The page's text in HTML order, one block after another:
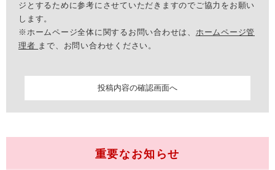
ジとするために参考にさせていただきますのでご協力をお願い
します。
※ホームページ全体に関するお問い合わせは、 ホームページ管
理者 まで、お問い合わせください。
重要なお知らせ